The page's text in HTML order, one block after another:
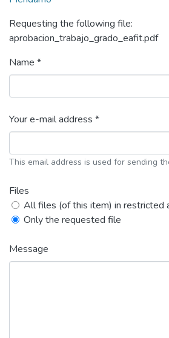
Requesting the following file:
aprobacion_trabajo_grado_eafit.pdf
Name *
Your e-mail address *
This email address is used for sending
Files
All files (of this item) in restricted
Only the requested file
Message